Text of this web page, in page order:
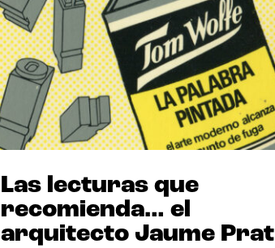
Las lecturas que
recomienda… el
arquitecto Jaume Prat